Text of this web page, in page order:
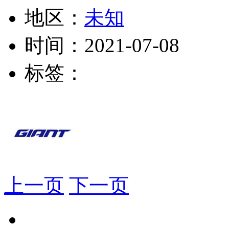
地区： 未知
时间： 2021-07-08
标签：
上一页 下一页